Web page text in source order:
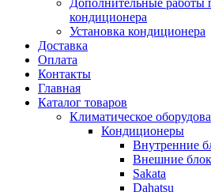
Дополнительные работы
кондиционера
Установка кондиционера
Доставка
Оплата
Контакты
Главная
Каталог товаров
Климатическое
Кондиционеры
Внутренние
Внешние
Sakata
Dahatsu